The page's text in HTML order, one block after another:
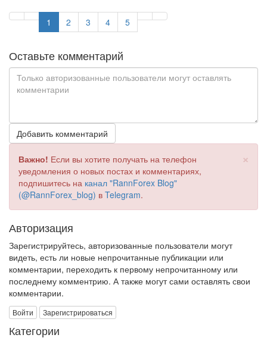
1 2 3 4 5
Оставьте комментарий
Добавить комментарий
×
Важно! Если вы хотите получать на телефон
уведомления о новых постах и комментариях,
подпишитесь на канал "RannForex Blog"
(@RannForex_blog) в Telegram.
Авторизация
Зарегистрируйтесь, авторизованные пользователи могут
видеть, есть ли новые непрочитанные публикации или
комментарии, переходить к первому непрочитанному или
последнему комментрию. А также могут сами оставлять свои
комментарии.
Войти Зарегистрироваться
Категории